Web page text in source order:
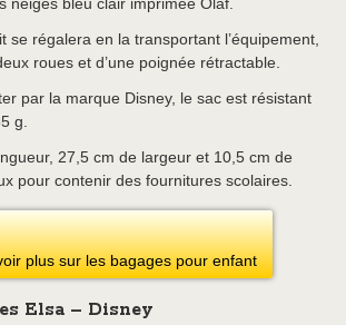
se régalera en la transportant l’équipement,
roues et d’une poignée rétractable.
par la marque Disney, le sac est résistant
g.
27,5 cm de largeur et 10,5 cm de
pour contenir des fournitures scolaires.
plus sur les bagages pour enfant
Elsa – Disney